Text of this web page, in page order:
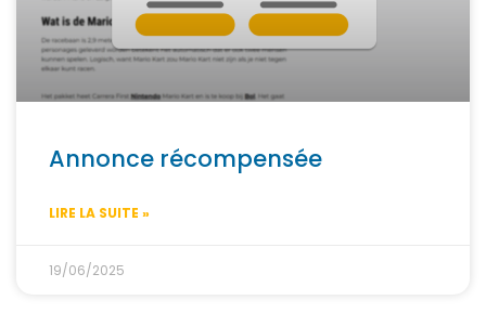
Annonce récompensée
LIRE LA SUITE »
19/06/2025